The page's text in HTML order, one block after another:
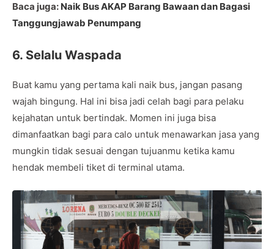
Baca juga: Naik Bus AKAP Barang Bawaan dan Bagasi
Tanggungjawab Penumpang
6. Selalu Waspada
Buat kamu yang pertama kali naik bus, jangan pasang
wajah bingung. Hal ini bisa jadi celah bagi para pelaku
kejahatan untuk bertindak. Momen ini juga bisa
dimanfaatkan bagi para calo untuk menawarkan jasa yang
mungkin tidak sesuai dengan tujuanmu ketika kamu
hendak membeli tiket di terminal utama.